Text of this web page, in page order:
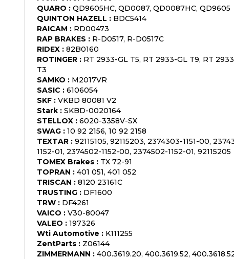
QUARO : QD9605HC, QD0087, QD0087HC, QD9605
QUINTON HAZELL : BDC5414
RAICAM : RD00473
RAP BRAKES : R-D0517, R-D0517C
RIDEX : 82B0160
ROTINGER : RT 2933-GL T5, RT 2933-GL T9, RT
T3
SAMKO : M2017VR
SASIC : 6106054
SKF : VKBD 80081 V2
Stark : SKBD-0020164
STELLOX : 6020-3358V-SX
SWAG : 10 92 2156, 10 92 2158
TEXTAR : 92115105, 92115203, 2374303-1151-00,
1152-01, 2374502-1152-00, 2374502-1152-01, 92115205
TOMEX Brakes : TX 72-91
TOPRAN : 401 051, 401 052
TRISCAN : 8120 23161C
TRUSTING : DF1600
TRW : DF4261
VAICO : V30-80047
VALEO : 197326
Wti Automotive : K111255
ZentParts : Z06144
ZIMMERMANN : 400.3619.20, 400.3619.52,